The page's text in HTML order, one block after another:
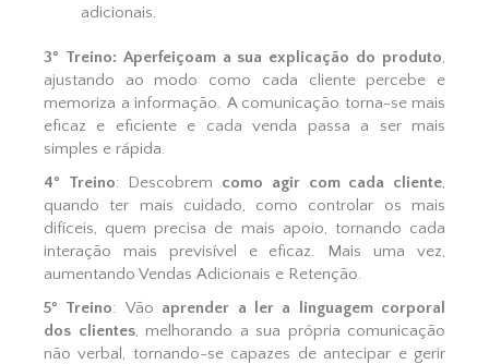
adicionais.
3º Treino: Aperfeiçoam a sua explicação do produto,
ajustando ao modo como cada cliente percebe e
memoriza a informação. A comunicação torna-se mais
eficaz e eficiente e cada venda passa a ser mais
simples e rápida.
4º Treino: Descobrem como agir com cada cliente,
quando ter mais cuidado, como controlar os mais
difíceis, quem precisa de mais apoio, tornando cada
interação mais previsível e eficaz. Mais uma vez,
aumentando Vendas Adicionais e Retenção.
5º Treino: Vão aprender a ler a linguagem corporal
dos clientes, melhorando a sua própria comunicação
não verbal, tornando-se capazes de antecipar e gerir